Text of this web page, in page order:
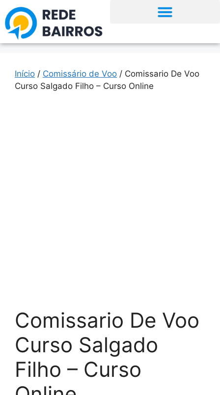
Início / Comissário de Voo / Comissario De Voo
Curso Salgado Filho – Curso Online
Comissario De Voo
Curso Salgado
Filho – Curso